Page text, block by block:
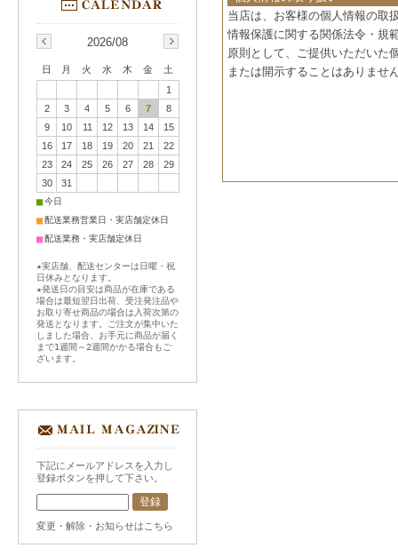
当店は、お客様の個人情報の取
情報保護に関する関係法令・規
原則として、ご提供いただいた
または開示することはありませ
2026/08
日 月 火 水 木 金
土
1
2
3 4 5 6 7
8
9
10 11 12 13 14
15
16
17 18 19 20 21
22
23
24 25 26 27 28
29
30
31
■今日
■配送業務営業日・実店舗定休日
■配送業務・実店舗定休日
★実店舗、配送センターは日曜・祝
日休みとなります。
★発送日の目安は商品が在庫である
場合は最短翌日出荷、受注発注品や
お取り寄せ商品の場合は入荷次第の
発送となります。ご注文が集中いた
しました場合、お手元に商品が届く
まで1週間～2週間かかる場合もご
ざいます。
下記にメールアドレスを入力し
登録ボタンを押して下さい。
変更・解除・お知らせはこちら